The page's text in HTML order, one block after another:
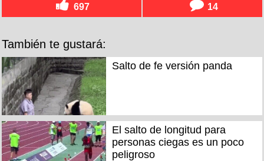
697 14
También te gustará:
Salto de fe versión panda
El salto de longitud para
personas ciegas es un poco
peligroso